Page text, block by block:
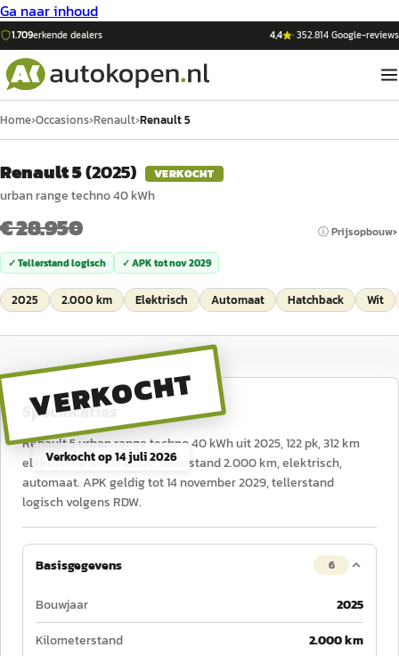
Ga naar inhoud
1.709erkende dealers 4,4 ·352.814Google-reviews
Home›Occasions›Renault›Renault 5
Renault 5(2025) VERKOCHT
urban range techno 40 kWh
€ 28.950 ⓘ Prijsopbouw
✓ Tellerstand logisch ✓ APK totnov 2029
2025 2.000 km Elektrisch Automaat Hatchback Wit
VERKOCHT
Verkocht op14 juli 2026
Specificaties
Renault 5 urban range techno 40 kWh uit 2025, 122 pk, 312 km
elektrische actieradius, tellerstand 2.000 km, elektrisch,
automaat. APK geldig tot 14 november 2029, tellerstand
logisch volgens RDW.
Basisgegevens 6
Bouwjaar
2025
Kilometerstand
2.000 km